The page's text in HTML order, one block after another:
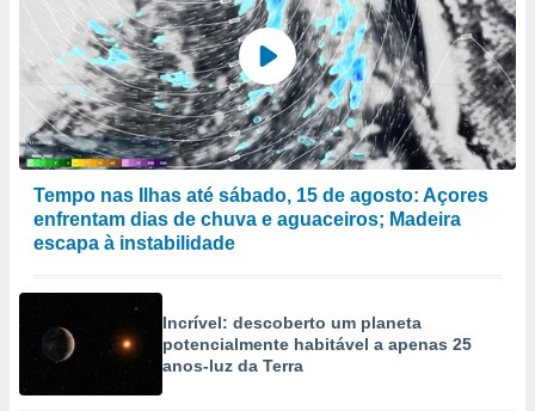
Tempo nas Ilhas até sábado, 15 de agosto: Açores
enfrentam dias de chuva e aguaceiros; Madeira
escapa à instabilidade
Incrível: descoberto um planeta
potencialmente habitável a apenas 25
anos-luz da Terra